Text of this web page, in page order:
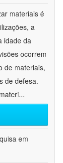
materiais é
a
idade da
ocorrem
de materiais,
de defesa.
...
em